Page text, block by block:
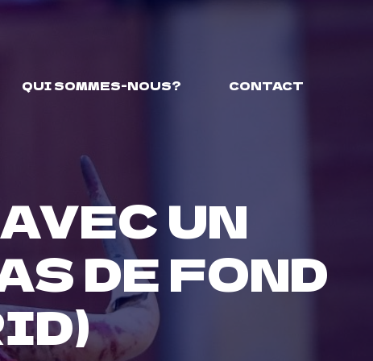
QUI SOMMES-NOUS? CONTACT
UN
DE FOND